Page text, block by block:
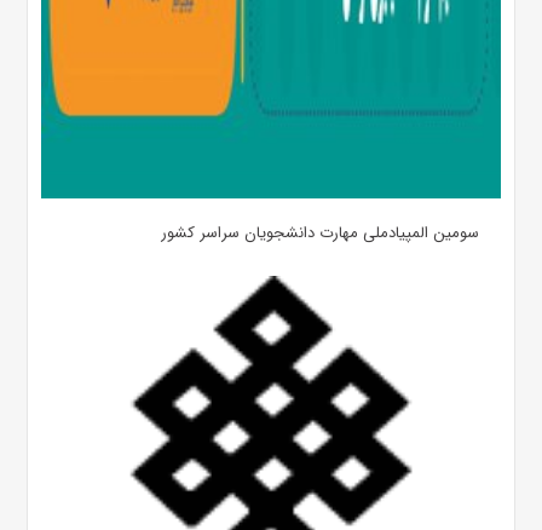
سومین المپیادملی مهارت دانشجویان سراسر کشور